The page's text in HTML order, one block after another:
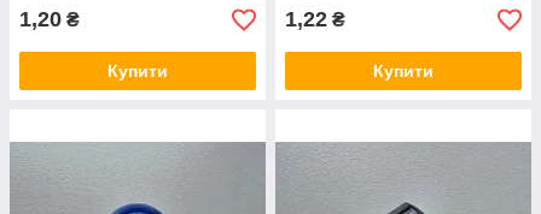
1,20 ₴
Купити
1,22 ₴
Купити